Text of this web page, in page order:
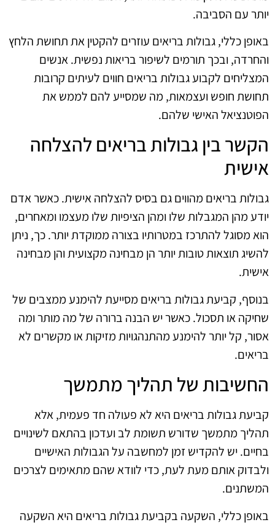
יותר עם הסביבה.
באופן כללי, גבולות בריאים עוזרים להקטין את תחושת הלחץ
והחרדה, ובכך תורמים לשיפור בריאות נפשית. אנשים
המצליחים לקבוע גבולות בריאים חווים לעיתים קרובות
תחושת חופש ועצמאות, מה שמסייע להם לממש את
הפוטנציאל האישי שלהם.
הקשר בין גבולות בריאים להצלחה
אישית
גבולות בריאים מהווים גם בסיס להצלחה אישית. כאשר אדם
יודע מהן המגבלות שלו ומהן הציפיות שלו מעצמו ומאחרים,
הוא מסוגל להתרכז במטרותיו בצורה ממוקדת יותר. כך, ניתן
להשיג תוצאות טובות יותר הן מבחינה מקצועית והן מבחינה
אישית.
בנוסף, קביעת גבולות בריאים מסייעת להימנע ממצבים של
שחיקה או תסכול. כאשר יש הבנה ברורה של מה מותר ומה
אסור, קל יותר להימנע מהתנהגויות מזיקות או מקשרים לא
בריאים.
החשיבות של תהליך מתמשך
קביעת גבולות בריאים היא לא פעולה חד פעמית, אלא
תהליך מתמשך שדורש תשומת לב ועדכון בהתאם לשינויים
בחיים. יש להקדיש זמן למחשבה על הגבולות האישיים
ולבדוק אותם מעת לעת, כדי לוודא שהם מתאימים לצרכים
המשתנים.
באופן כללי, השקעה בקביעת גבולות בריאים היא השקעה